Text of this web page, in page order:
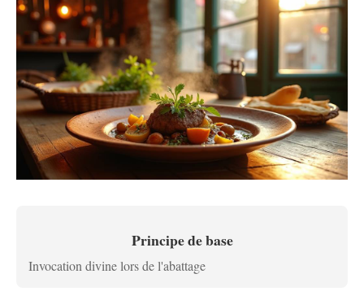
Principe de base
Invocation divine lors de l'abattage